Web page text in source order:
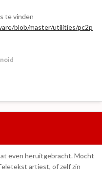
te vinden
blob/master/utilities/pc2p
even heruitgebracht. Mocht
artiest, of zelf zin